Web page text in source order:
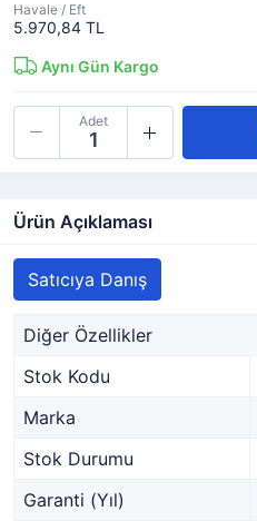
Havale / Eft
5.970,84 TL
Aynı Gün Kargo
Adet
Ürün Açıklaması
Satıcıya Danış
Diğer Özellikler
Stok Kodu
Marka
Stok Durumu
Garanti (Yıl)